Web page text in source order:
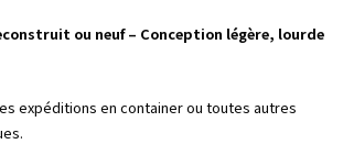
ou neuf – Conception légère, lourde
expéditions en container ou toutes autres